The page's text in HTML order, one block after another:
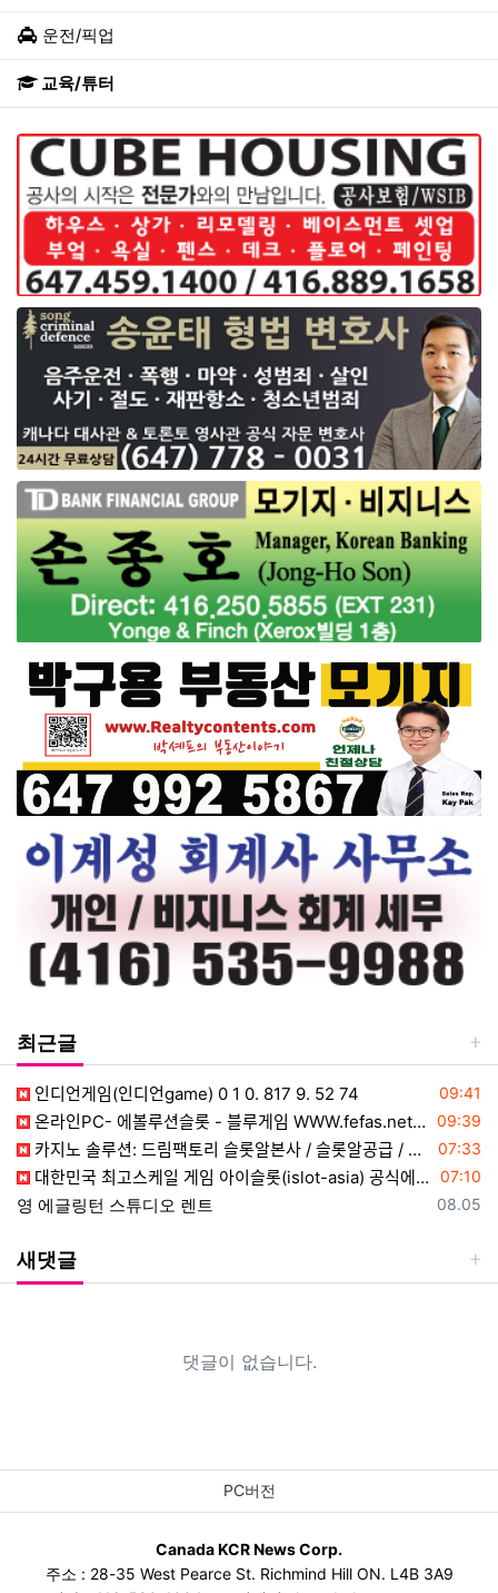
운전/픽업
교육/튜터
최근글
등록일
09:41
인디언게임(인디언game) 0 1 0. 817 9. 52 74
등록일
09:39
온라인PC- 에볼루션슬롯 - 블루게임 WWW.fefas.net 아이슬롯아시아
등록일
07:33
카지노 솔루션: 드림팩토리 슬롯알본사 / 슬롯알공급 / 슬롯API ☎ 탤 레 : dreamfactory365
등록일
07:10
대한민국 최고스케일 게임 아이슬롯(islot-asia) 공식에이전시 99억잭팟이 터져요~
등록일
08.05
영 에글링턴 스튜디오 렌트
새댓글
댓글이 없습니다.
PC버전
Canada KCR News Corp.
주소 : 28-35 West Pearce St. Richmind Hill ON. L4B 3A9